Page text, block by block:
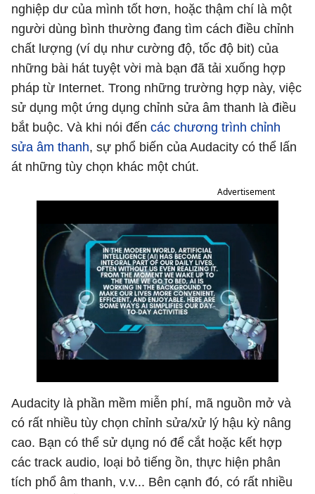
nghiệp dư của mình tốt hơn, hoặc thậm chí là một
người dùng bình thường đang tìm cách điều chỉnh
chất lượng (ví dụ như cường độ, tốc độ bit) của
những bài hát tuyệt vời mà bạn đã tải xuống hợp
pháp từ Internet. Trong những trường hợp này, việc
sử dụng một ứng dụng chỉnh sửa âm thanh là điều
bắt buộc. Và khi nói đến các chương trình chỉnh
sửa âm thanh, sự phổ biến của Audacity có thể lấn
át những tùy chọn khác một chút.
Advertisement
Audacity là phần mềm miễn phí, mã nguồn mở và
có rất nhiều tùy chọn chỉnh sửa/xử lý hậu kỳ nâng
cao. Bạn có thể sử dụng nó để cắt hoặc kết hợp
các track audio, loại bỏ tiếng ồn, thực hiện phân
tích phổ âm thanh, v.v... Bên cạnh đó, có rất nhiều